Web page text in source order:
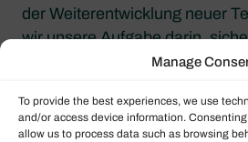
Manage
To provide the best experiences, we use
and/or access device information.
allow us to process data such as browsing
der Weiterentwicklung neuer
wir unsere Aufgabe darin,
unsere Kunden von
Benutzerfreundlichkeit oder
beeinträchtigen.